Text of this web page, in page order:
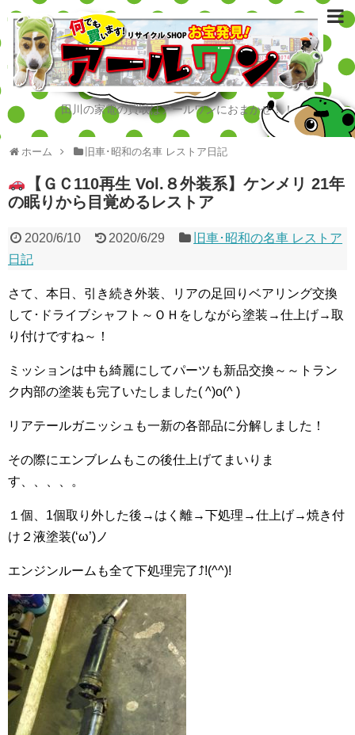
田川の家電の買取はアールワンにおまかせ！！
ホーム 旧車･昭和の名車 レストア日記
【ＧＣ110再生 Vol.８外装系】ケンメリ 21年
の眠りから目覚めるレストア
2020/6/10 2020/6/29
旧車･昭和の名車 レストア
日記
さて、本日、引き続き外装、リアの足回りベアリング交換
して･ドライブシャフト～ＯＨをしながら塗装→仕上げ→取
り付けですね～！
ミッションは中も綺麗にしてパーツも新品交換～～トラン
ク内部の塗装も完了いたしました( ^)o(^ )
リアテールガニッシュも一新の各部品に分解しました！
その際にエンブレムもこの後仕上げてまいりま
す、、、、。
１個、1個取り外した後→はく離→下処理→仕上げ→焼き付
け２液塗装(‘ω’)ノ
エンジンルームも全て下処理完了⤴!(^^)!